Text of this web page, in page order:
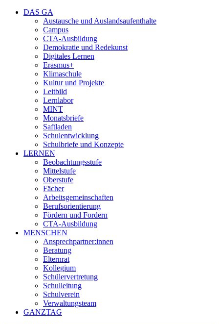
DAS GA
Austausche und Auslandsaufenthalte
Campus
CTA-Ausbildung
Demokratie und Redekunst
Digitales Lernen
Erasmus+
Klimaschule
Kultur und Projekte
Leitbild
Lernlabor
MINT
Monatsbriefe
Saftladen
Schulentwicklung
Schulbriefe und Konzepte
LERNEN
Beobachtungsstufe
Mittelstufe
Oberstufe
Fächer
Arbeitsgemeinschaften
Berufsorientierung
Fördern und Fordern
CTA-Ausbildung
MENSCHEN
Ansprechpartner:innen
Beratung
Elternrat
Kollegium
Schülervertretung
Schulleitung
Schulverein
Verwaltungsteam
GANZTAG